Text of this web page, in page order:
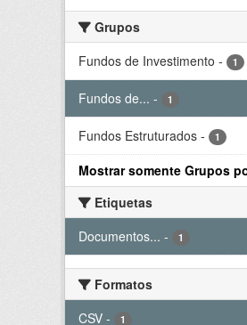
Grupos
Fundos de Investimento - 1
Fundos de... - 1
Fundos Estruturados - 1
Mostrar somente Grupos
Etiquetas
Documentos... - 1
Formatos
CSV - 1